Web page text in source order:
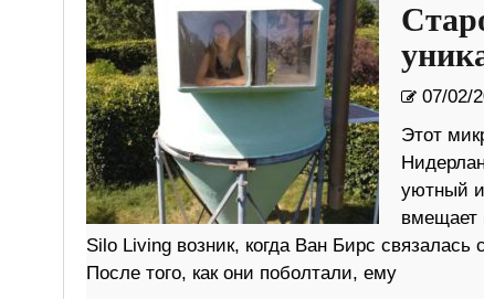
07/02/
Этот
уютный
вмещает
Silo Living возник, когда Ван Бирс
После того, как они поболтали, ему